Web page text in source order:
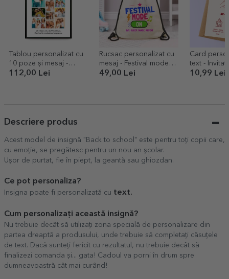
Tablou personalizat cu
10 poze și mesaj -
Friends
112,00 Lei
Rucsac personalizat cu
mesaj - Festival mode
on
49,00 Lei
Card
text -
10,99 Lei
Descriere produs
Acest model de insignă "Back to school" este pentru toți copii care,
cu emoție, se pregătesc pentru un nou an școlar.
Ușor de purtat, fie în piept, la geantă sau ghiozdan.
Ce pot personaliza?
Insigna poate fi personalizată cu text.
Cum personalizați această insignă?
Nu trebuie decât să utilizați zona specială de personalizare din
partea dreaptă a produsului, unde trebuie să completați căsuțele
de text. Dacă sunteți fericit cu rezultatul, nu trebuie decât să
finalizezi comanda și... gata! Cadoul va porni în drum spre
dumneavoastră cât mai curând!